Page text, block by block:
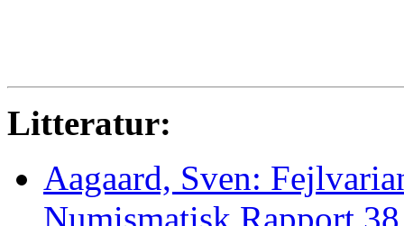
Litteratur:
Aagaard, Sven:
Numismatisk Rapport